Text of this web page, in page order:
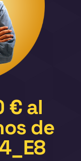
€ al
de